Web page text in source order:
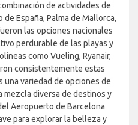
de actividades de
España, Palma de Mallorca,
las opciones nacionales
perdurable de las playas y
como Vueling, Ryanair,
consistentemente estas
una variedad de opciones de
mezcla diversa de destinos y
Aeropuerto de Barcelona
para explorar la belleza y